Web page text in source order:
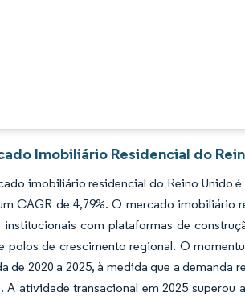
Imobiliário Residencial do
imobiliário residencial do Reino Unido
CAGR de 4,79%. O mercado
com plataformas de
polos de crescimento regional. O
de 2020 a 2025, à medida que a
A atividade transacional em 2025